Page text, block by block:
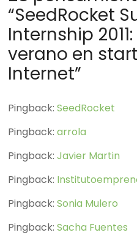
“SeedRocket
Internship
verano en
Internet”
Pingback:SeedRocket
Pingback:arrola
Pingback:Javier Martin
Pingback:
Pingback:Sonia Mulero
Pingback:Sacha Fuentes